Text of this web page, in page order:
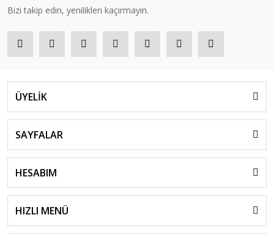
Bizi takip edin, yenilikleri kaçırmayın.
ÜYELİK
SAYFALAR
HESABIM
HIZLI MENÜ